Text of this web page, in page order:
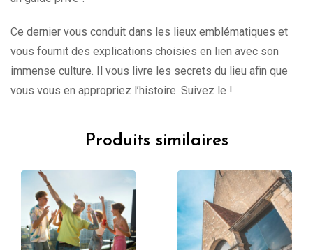
Ce dernier vous conduit dans les lieux emblématiques et
vous fournit des explications choisies en lien avec son
immense culture. Il vous livre les secrets du lieu afin que
vous vous en appropriez l’histoire. Suivez le !
Produits similaires